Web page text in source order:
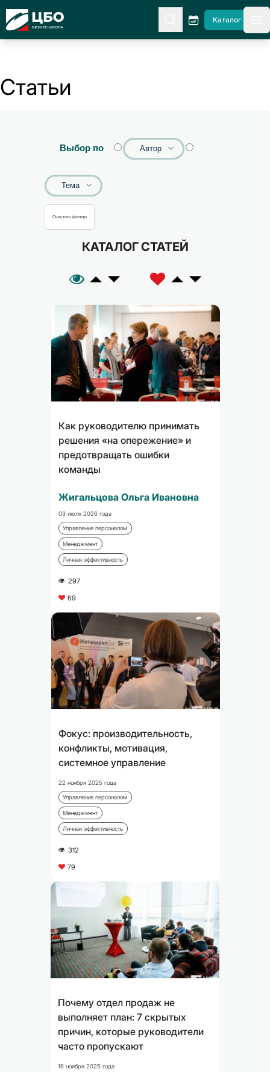
CBO Каталог
Статьи
Выбор по Автор
Тема
Очистить фильтр
КАТАЛОГ СТАТЕЙ
A C
Как руководителю принимать
решения «на опережение» и
предотвращать ошибки
команды
Жигальцова Ольга Ивановна
03 июля 2026 года
Управление персоналом
Менеджмент
Личная эффективность
A 297
C 69
Фокус: производительность,
конфликты, мотивация,
системное управление
22 ноября 2025 года
Управление персоналом
Менеджмент
Личная эффективность
A 312
C 79
Почему отдел продаж не
выполняет план: 7 скрытых
причин, которые руководители
часто пропускают
16 ноября 2025 года